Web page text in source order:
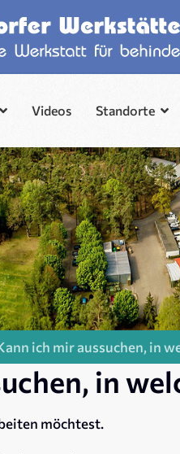
Videos Standorte
ich mir aussuchen, in
in
möchtest.